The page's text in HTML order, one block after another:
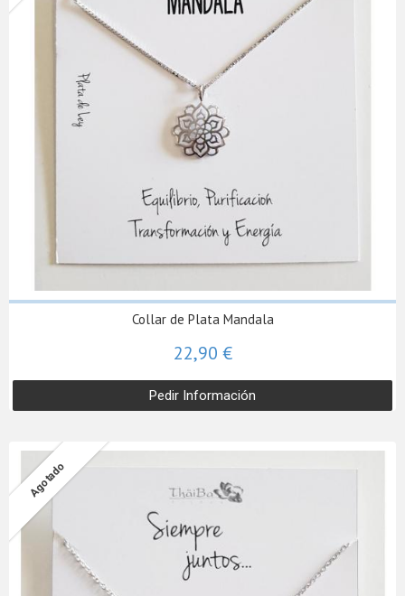
Collar de Plata Mandala
22,90 €
Pedir Información
Agotado